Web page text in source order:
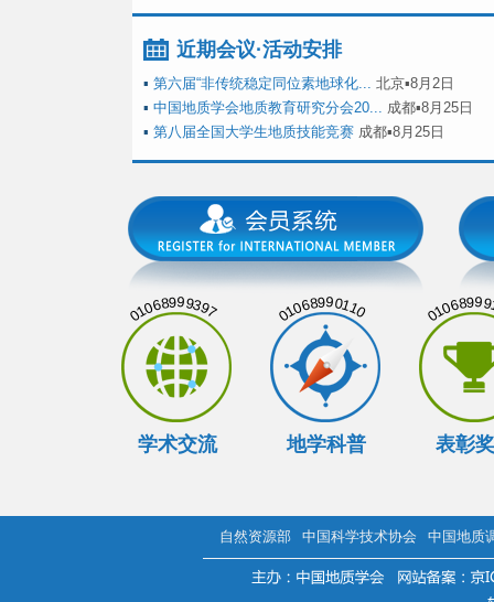
近期会议·活动安排
▪ 第六届“非传统稳定同位素地球化... 北京▪8月2日
▪ 中国地质学会地质教育研究分会20... 成都▪8月25日
▪ 第八届全国大学生地质技能竞赛 成都▪8月25日
01068999397
学术交流
01068990110
地学科普 表彰
自然资源部 中国科学技术协会 中国地质